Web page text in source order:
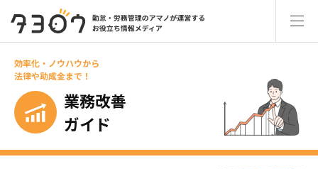
効率化・ノウハウから
法律や助成金まで！
業務改善
ガイド